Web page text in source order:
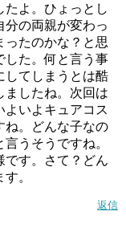
たよ。ひょっとし
分の両親が変わっ
ったのかな？と思
した。何と言う事
してしまうとは酷
ましたね。次回は
よいよキュアコス
ね。どんな子なの
うそうですね。
です。さて？どん
。
返信